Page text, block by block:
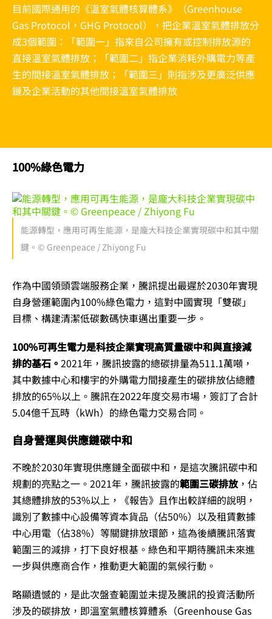
目前國際通用的《溫室氣體核算體系》（Greenhouse
Gas Protocol，GHG Protocol），把企業溫室氣體排放分
成3個範圍：「範圍一」指來自公司擁有或控制排放源的
直接溫室氣體排放；「範圍二」指企業消耗外購電力等產
生的間接溫室氣體排放；「範圍三」則指涉及更廣泛供應
鏈及企業活動的其他間接溫室氣體排放
100%綠色電力
能源轉型，應用可再生能源，是龐大科技企業實現碳中和其中關
鍵。© Greenpeace / Zhiyong Fu
作為中國領頭雲端服務企業，騰訊提出最遲於2030年實現
自身營運範圍內100%綠色電力，這對中國實現「雙碳」
目標、構建清潔低碳數碼快車邁出重要一步。
100%可再生電力是科技企業實現高質量碳中和與直接減
排的基石。2021年，騰訊披露的總碳排量為511.1萬噸，
其中數據中心和樓宇的外購電力間接產生的碳排放佔總體
排放的65%以上。騰訊在2022年度交易市場，簽訂了合計
5.04億千瓦時（kWh）的綠色電力交易合同。
自身營運與供應鏈碳中和
不晚於2030年實現供應鏈全面碳中和，是這次騰訊碳中和
規劃的亮點之一。2021年，騰訊披露的範圍三碳排放，佔
其總體排放的53%以上，《報告》且作出較詳細的說明，
識別了數據中心設備等資本貨品（佔50%）以及租賃數據
中心用電（佔38%）等關鍵排放環節，這為後續騰訊落實
範圍三的減排，打下良好根基。綠色和平期待騰訊未來進
一步與供應商合作，推動更大範圍的氣候行動。
略顯遺憾的，是此次盤查範圍並未提及騰訊的投資活動所
涉及的碳排放，即溫室氣體核算體系（Greenhouse Gas